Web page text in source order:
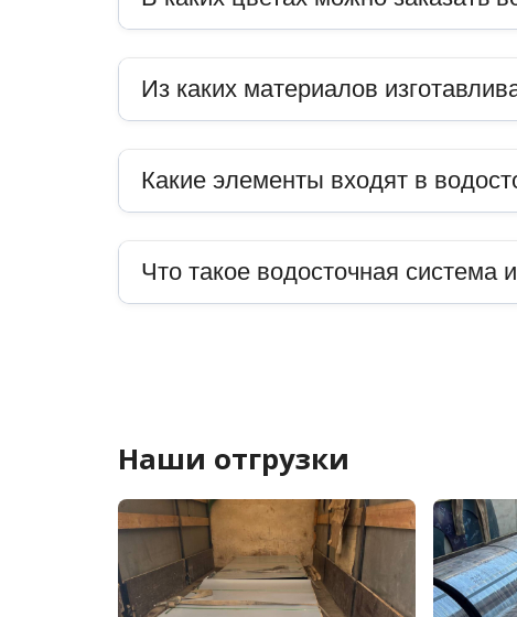
Из каких материалов
Какие элементы входят в
Что такое водосточная система
Наши отгрузки